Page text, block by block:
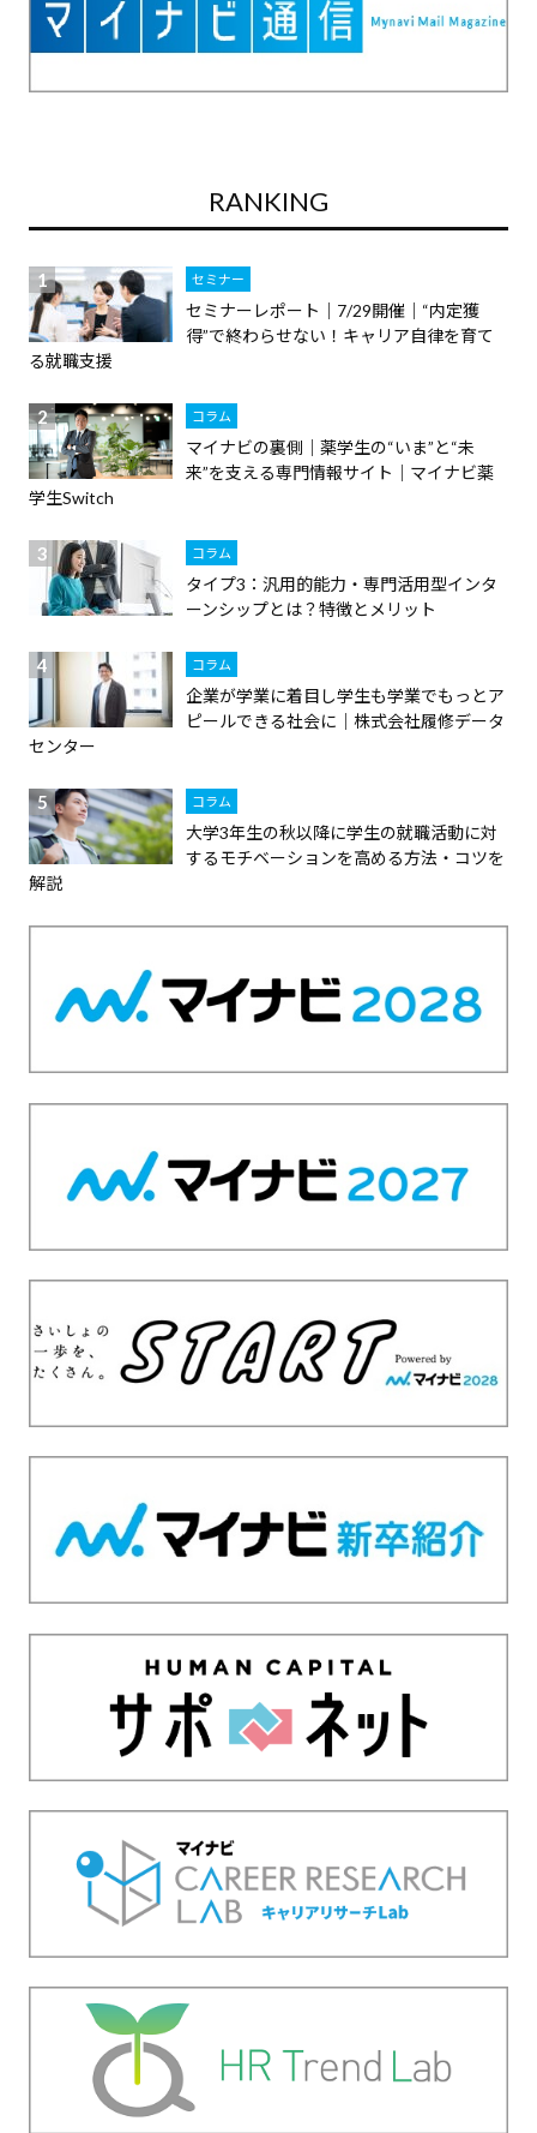
RANKING
セミナー
セミナーレポート｜7/29開催｜“内定獲
得”で終わらせない！キャリア自律を育て
る就職支援
コラム
マイナビの裏側｜薬学生の“いま”と“未
来”を支える専門情報サイト｜マイナビ薬
学生Switch
コラム
タイプ3：汎用的能力・専門活用型インタ
ーンシップとは？特徴とメリット
コラム
企業が学業に着目し学生も学業でもっとア
ピールできる社会に｜株式会社履修データ
センター
コラム
大学3年生の秋以降に学生の就職活動に対
するモチベーションを高める方法・コツを
解説